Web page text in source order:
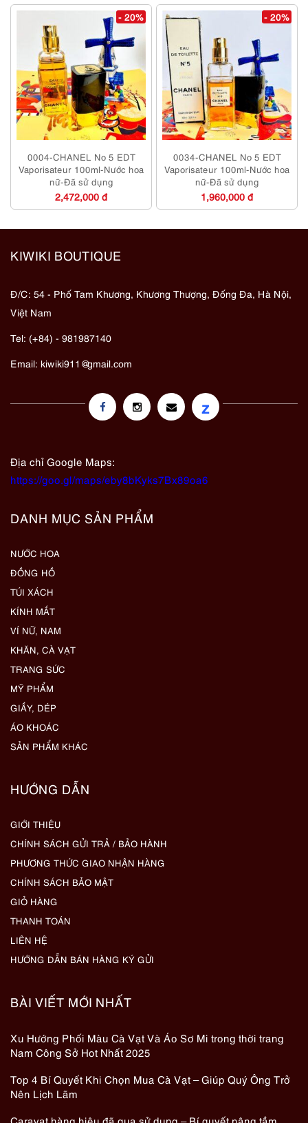
- 20%
0004-CHANEL No 5 EDT
Vaporisateur 100ml-Nước hoa
nữ-Đã sử dụng
2,472,000 đ
- 20%
0034-CHANEL No 5 EDT
Vaporisateur 100ml-Nước hoa
nữ-Đã sử dụng
1,960,000 đ
KIWIKI BOUTIQUE
Đ/C: 54 - Phố Tam Khương, Khương Thượng, Đống Đa, Hà Nội,
Việt Nam
Tel: (+84) - 981987140
Email: kiwiki911@gmail.com
z
Địa chỉ Google Maps:
https://goo.gl/maps/eby8bKyks7Bx89oa6
DANH MỤC SẢN PHẨM
NƯỚC HOA
ĐỒNG HỒ
TÚI XÁCH
KÍNH MẮT
VÍ NỮ, NAM
KHĂN, CÀ VẠT
TRANG SỨC
MỸ PHẨM
GIẦY, DÉP
ÁO KHOÁC
SẢN PHẨM KHÁC
HƯỚNG DẪN
GIỚI THIỆU
CHÍNH SÁCH GỬI TRẢ / BẢO HÀNH
PHƯƠNG THỨC GIAO NHẬN HÀNG
CHÍNH SÁCH BẢO MẬT
GIỎ HÀNG
THANH TOÁN
LIÊN HỆ
HƯỚNG DẪN BÁN HÀNG KÝ GỬI
BÀI VIẾT MỚI NHẤT
Xu Hướng Phối Màu Cà Vạt Và Áo Sơ Mi trong thời trang
Nam Công Sở Hot Nhất 2025
Top 4 Bí Quyết Khi Chọn Mua Cà Vạt – Giúp Quý Ông Trở
Nên Lịch Lãm